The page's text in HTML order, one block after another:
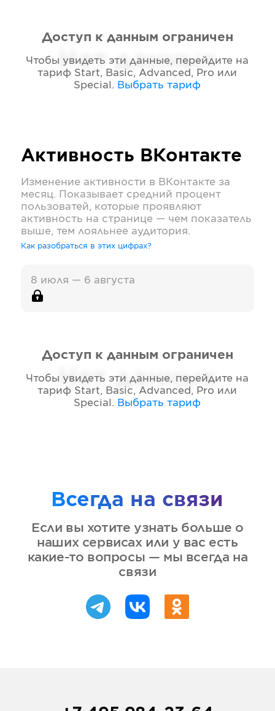
Нет данных
Доступ к данным ограничен
Чтобы увидеть эти данные, перейдите на
тариф Start, Basic, Advanced, Pro или
Special . Выбрать тариф
Активность ВКонтакте
Изменение активности в ВКонтакте за
месяц. Показывает средний процент
пользоватей, которые проявляют
активность на странице — чем показатель
выше, тем лояльнее аудитория.
Как разобраться в этих цифрах?
8 июля — 6 августа
Нет данных
Доступ к данным ограничен
Чтобы увидеть эти данные, перейдите на
тариф Start, Basic, Advanced, Pro или
Special . Выбрать тариф
Всегда на связи
Если вы хотите узнать больше о
наших сервисах или у вас есть
какие-то вопросы — мы всегда на
связи